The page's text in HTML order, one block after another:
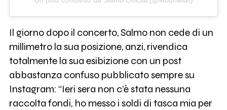
Il giorno dopo il concerto, Salmo non cede di un
millimetro la sua posizione, anzi, rivendica
totalmente la sua esibizione con un post
abbastanza confuso pubblicato sempre su
Instagram: “Ieri sera non c’è stata nessuna
raccolta fondi, ho messo i soldi di tasca mia per